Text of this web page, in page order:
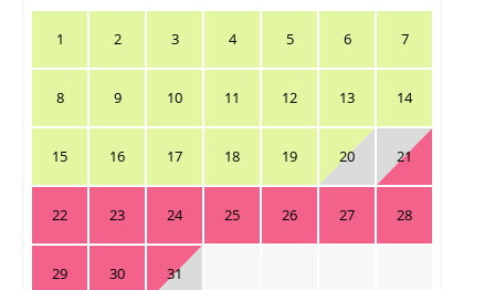
1 2 3 4 5 6 7
8 9 10 11 12 13 14
15 16 17 18 19 20 21
22 23 24 25 26 27 28
29 30 31